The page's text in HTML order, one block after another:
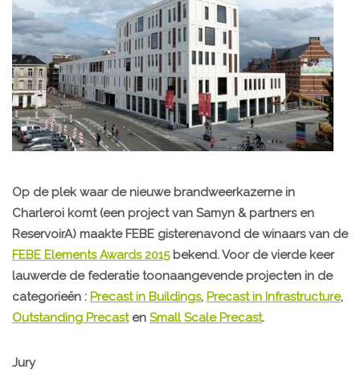
Op de plek waar de nieuwe brandweerkazerne in
Charleroi komt (een project van Samyn & partners en
ReservoirA) maakte FEBE gisterenavond de winaars van de
FEBE Elements Awards 2015bekend. Voor de vierde keer
lauwerde de federatie toonaangevende projecten in de
categorieën : Precast in Buildings, Precast in Infrastructure,
Outstanding Precasten Small Scale Precast.
Jury